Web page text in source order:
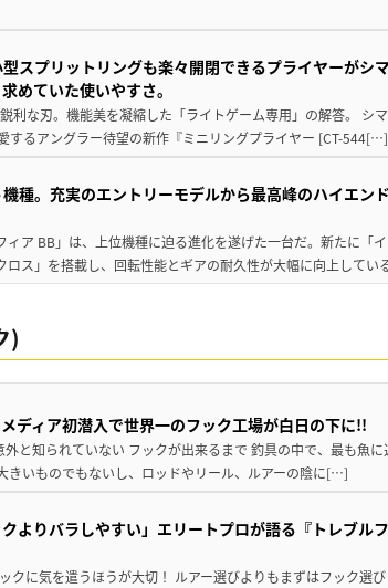
スプリットリングも楽々開閉できるプライヤーがシ
めていた使いやすさ。
利な刃。機能美を凝縮した「ライトゲーム専用」の解答。 シ
するアングラー待望の新作『ミニリングプライヤー [CT-544[…]
種。充実のエントリーモデルから最高峰のハイエン
ア BB」は、上位機種に迫る進化を遂げた一台だ。新たに「
ロス」を搭載し、回転性能とギアの耐久性が大幅に向上して
)
ディア初潜入で世界一のフック工場が白日の下に!!
と知られていない フックが出来るまで 釣具の中で、最も魚に
きいものでもないし、ロッドやリール、ルアーの陰に[…]
よりバラしやすい」エリートプロが語る『トレブル
クに気を遣うほうが大切！ ルアー選びよりもまずはフック選